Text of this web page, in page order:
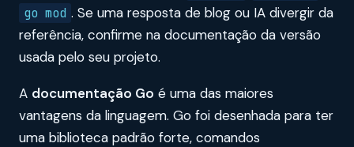
go mod . Se uma resposta de blog ou IA divergir da
referência, confirme na documentação da versão
usada pelo seu projeto.
A documentação Go é uma das maiores
vantagens da linguagem. Go foi desenhada para ter
uma biblioteca padrão forte, comandos